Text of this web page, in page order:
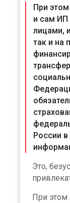
При
и сам ИП
лицами,
так и на
России
Это,
При этом